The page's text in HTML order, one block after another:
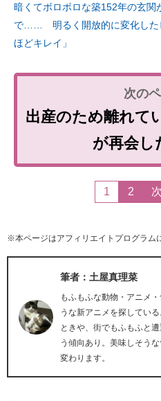
暗くてボロボロな築152年の玄関
で…… 明るく開放的に変化した
ほどキレイ」
出産のため離れて
が再会
1 2
※本ページはアフィリエイトプログラム
筆者：土屋真理菜
もふもふな動物・アニメ
うな新アニメを探してい
ときや、街でもふもふと
う傾向あり。美味しそう
変わります。